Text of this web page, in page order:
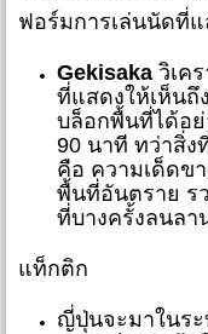
ฟอร์มการเล่นนัดที่
Gekisaka วิเค
ที่แสดงให้เห็นถึง
บล็อกพื้นที่ได้อ
90 นาที ทว่าสิ่ง
คือ ความเด็ดข
พื้นที่อันตราย ร
ที่บางครั้งลนลา
แท็กติก
ญี่ปุ่นจะมาในร